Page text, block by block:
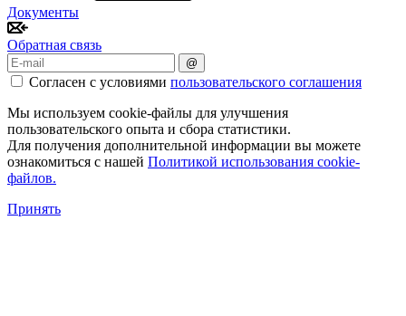
Документы
Обратная связь
@
Согласен с условиями пользовательского соглашения
Мы используем cookie-файлы для улучшения
пользовательского опыта и сбора статистики.
Для получения дополнительной информации вы можете
ознакомиться с нашей Политикой использования cookie-
файлов.
Принять